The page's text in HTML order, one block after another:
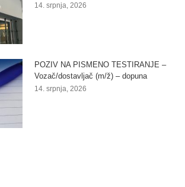
14. srpnja, 2026
POZIV NA PISMENO TESTIRANJE –
Vozač/dostavljač (m/ž) – dopuna
14. srpnja, 2026